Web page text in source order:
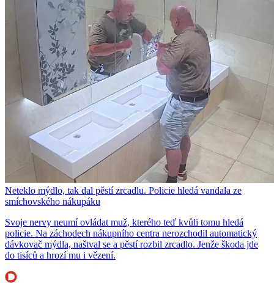
Neteklo mýdlo, tak dal pěstí zrcadlu. Policie hledá vandala ze
smíchovského nákupáku
Svoje nervy neumí ovládat muž, kterého teď kvůli tomu hledá
policie. Na záchodech nákupního centra nerozchodil automatický
dávkovač mýdla, naštval se a pěstí rozbil zrcadlo. Jenže škoda jde
do tisíců a hrozí mu i vězení.